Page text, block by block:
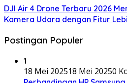
DJI Air 4 Drone Terbaru 2026
Kamera Udara dengan Fitur
Postingan Populer
1
18 Mei 202518 Mei 20250